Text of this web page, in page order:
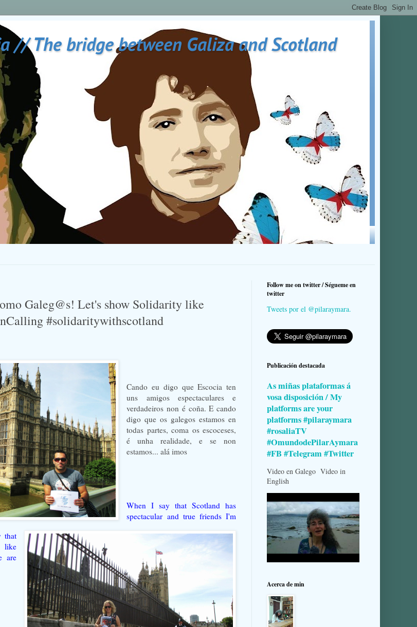
// The bridge between Galiza and Scotland
Galeg@s! Let's show Solidarity like
#solidaritywithscotland
Cando eu digo que Escocia ten
uns amigos espectaculares e
verdadeiros non é coña. E cando
digo que os galegos estamos en
todas partes, coma os escoceses,
é unha realidade, e se non
estamos... alá imos
When I say that Scotland has
spectacular and true friends I'm
that
like
are
Follow me on twitter / Ségueme en
twitter
Tweets por el @pilaraymara.
Publicación destacada
As miñas plataformas á
vosa disposición / My
platforms are your
platforms #pilaraymara
#rosaliaTV
#OmundodePilarAymara
#FB #Telegram #Twitter
Video en Galego Video in
English
Acerca de min